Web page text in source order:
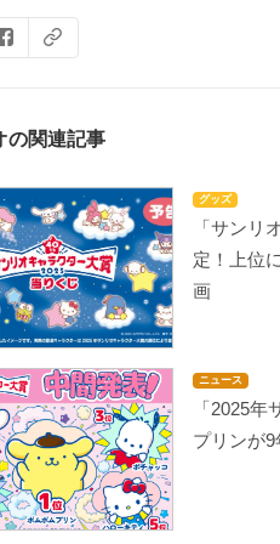
の関連記事
グッズ
「サンリ
定！上位
画
ニュース
「2025
プリンが